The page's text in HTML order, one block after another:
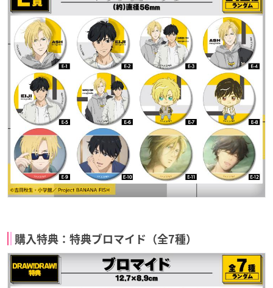
購入特典：特典ブロマイド（全7種）